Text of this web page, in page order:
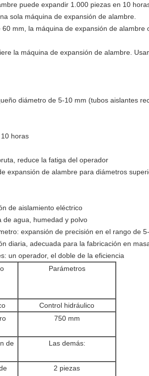
puede expandir 1.000 piezas en 10
sola máquina de expansión de alambre.
mm, la máquina de expansión de alambre
la máquina de expansión de alambre.
diámetro de 5-10 mm (tubos aislantes
horas
reduce la fatiga del operador
expansión de alambre para diámetros
de aislamiento eléctrico
de agua, humedad y polvo
expansión de precisión en el rango de
diaria, adecuada para la fabricación en
un operador, el doble de la eficiencia
Parámetros
Control hidráulico
750 mm
de
Las demás:
2 piezas